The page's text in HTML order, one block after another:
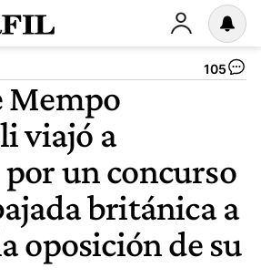
105
Mempo
viajó a
un concurso
británica a
oposición de su